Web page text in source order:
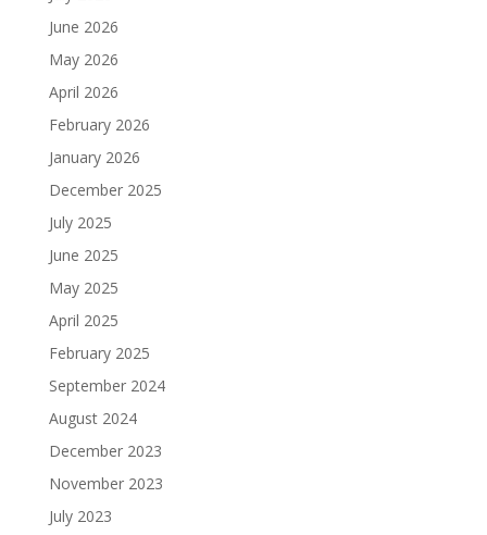
June 2026
May 2026
April 2026
February 2026
January 2026
December 2025
July 2025
June 2025
May 2025
April 2025
February 2025
September 2024
August 2024
December 2023
November 2023
July 2023